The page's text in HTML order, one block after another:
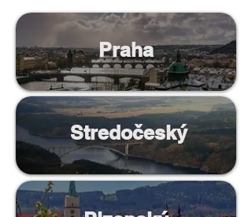
Praha
Stredočeský